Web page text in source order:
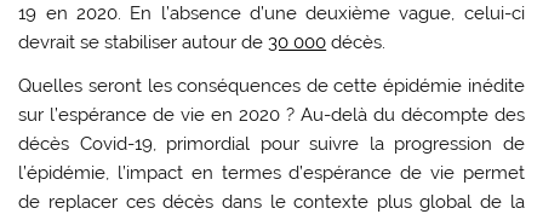
19 en 2020. En l’absence d’une deuxième vague, celui-ci
devrait se stabiliser autour de 30 000 décès.
Quelles seront les conséquences de cette épidémie inédite
sur l’espérance de vie en 2020 ? Au-delà du décompte des
décès Covid-19, primordial pour suivre la progression de
l’épidémie, l’impact en termes d’espérance de vie permet
de replacer ces décès dans le contexte plus global de la